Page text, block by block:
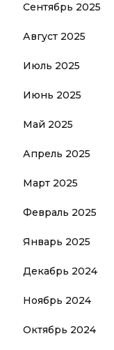
Сентябрь 2025
Август 2025
Июль 2025
Июнь 2025
Май 2025
Апрель 2025
Март 2025
Февраль 2025
Январь 2025
Декабрь 2024
Ноябрь 2024
Октябрь 2024